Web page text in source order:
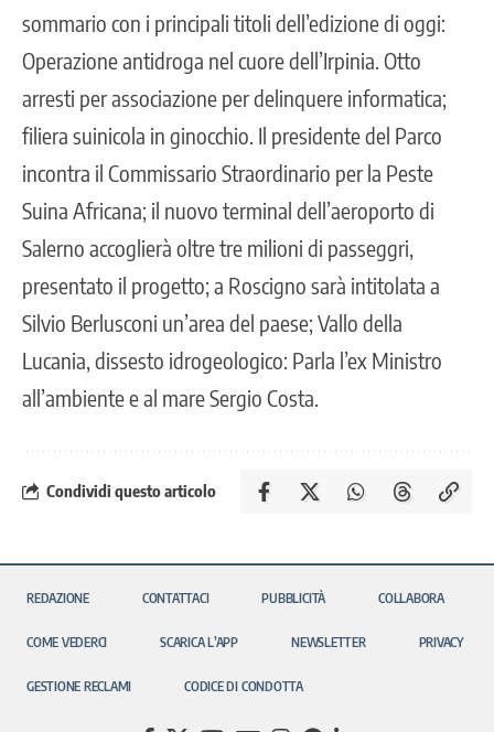
sommario con i principali titoli dell’edizione di oggi:
Operazione antidroga nel cuore dell’Irpinia. Otto
arresti per associazione per delinquere informatica;
filiera suinicola in ginocchio. Il presidente del Parco
incontra il Commissario Straordinario per la Peste
Suina Africana; il nuovo terminal dell’aeroporto di
Salerno accoglierà oltre tre milioni di passeggri,
presentato il progetto; a Roscigno sarà intitolata a
Silvio Berlusconi un’area del paese; Vallo della
Lucania, dissesto idrogeologico: Parla l’ex Ministro
all’ambiente e al mare Sergio Costa.
Condividi questo articolo
REDAZIONE CONTATTACI PUBBLICITÀ COLLABORA
COME VEDERCI SCARICA L’APP NEWSLETTER PRIVACY
GESTIONE RECLAMI CODICE DI CONDOTTA